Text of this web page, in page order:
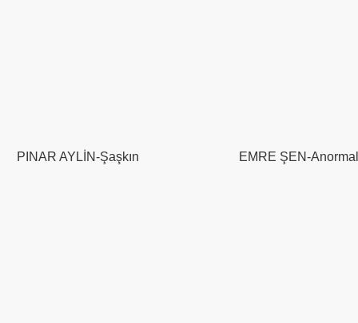
PINAR AYLİN-Şaşkın EMRE ŞEN-Anormal